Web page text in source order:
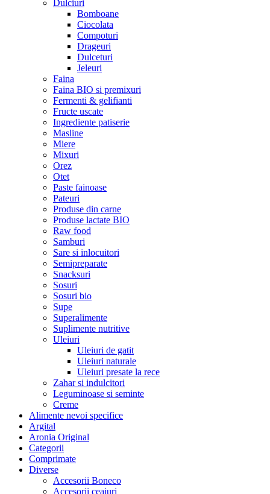
Dulciuri
Bomboane
Ciocolata
Compoturi
Drageuri
Dulceturi
Jeleuri
Faina
Faina BIO si premixuri
Fermenti & gelifianti
Fructe uscate
Ingrediente patiserie
Masline
Miere
Mixuri
Orez
Otet
Paste fainoase
Pateuri
Produse din carne
Produse lactate BIO
Raw food
Samburi
Sare si inlocuitori
Semipreparate
Snacksuri
Sosuri
Sosuri bio
Supe
Superalimente
Suplimente nutritive
Uleiuri
Uleiuri de gatit
Uleiuri naturale
Uleiuri presate la rece
Zahar si indulcitori
Leguminoase si seminte
Creme
Alimente nevoi specifice
Argital
Aronia Original
Categorii
Comprimate
Diverse
Accesorii Boneco
Accesorii ceaiuri